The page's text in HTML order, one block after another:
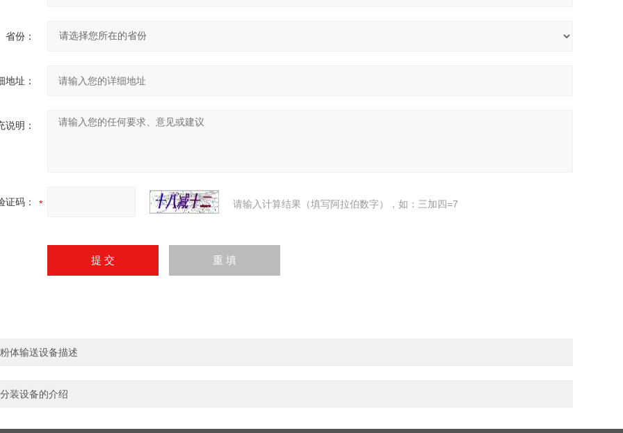
省份：
地址：
说明：
证码： 请输入计算结果（填写阿拉伯数字），如：三加四=7
粉体输送设备描述
分装设备的介绍